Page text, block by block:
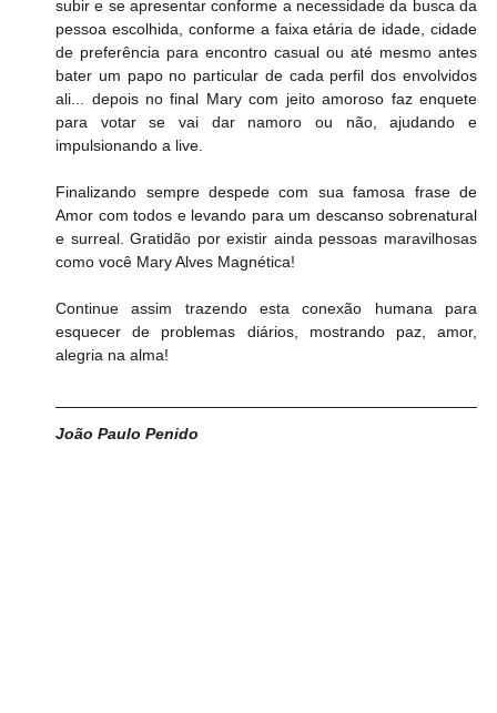
subir e se apresentar conforme a necessidade da busca da
pessoa escolhida, conforme a faixa etária de idade, cidade
de preferência para encontro casual ou até mesmo antes
bater um papo no particular de cada perfil dos envolvidos
ali... depois no final Mary com jeito amoroso faz enquete
para votar se vai dar namoro ou não, ajudando e
impulsionando a live.
Finalizando sempre despede com sua famosa frase de
Amor com todos e levando para um descanso sobrenatural
e surreal. Gratidão por existir ainda pessoas maravilhosas
como você Mary Alves Magnética!
Continue assim trazendo esta conexão humana para
esquecer de problemas diários, mostrando paz, amor,
alegria na alma!
João Paulo Penido